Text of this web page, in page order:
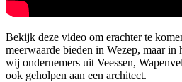
Bekijk deze video om erachter te
meerwaarde bieden in Wezep, maar in
wij ondernemers uit Veessen,
ook geholpen aan een architect.